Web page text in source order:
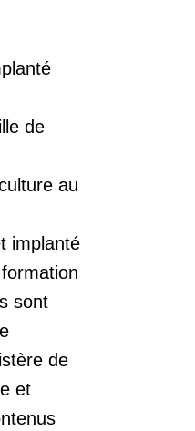
de
au
implanté
sont
de
et